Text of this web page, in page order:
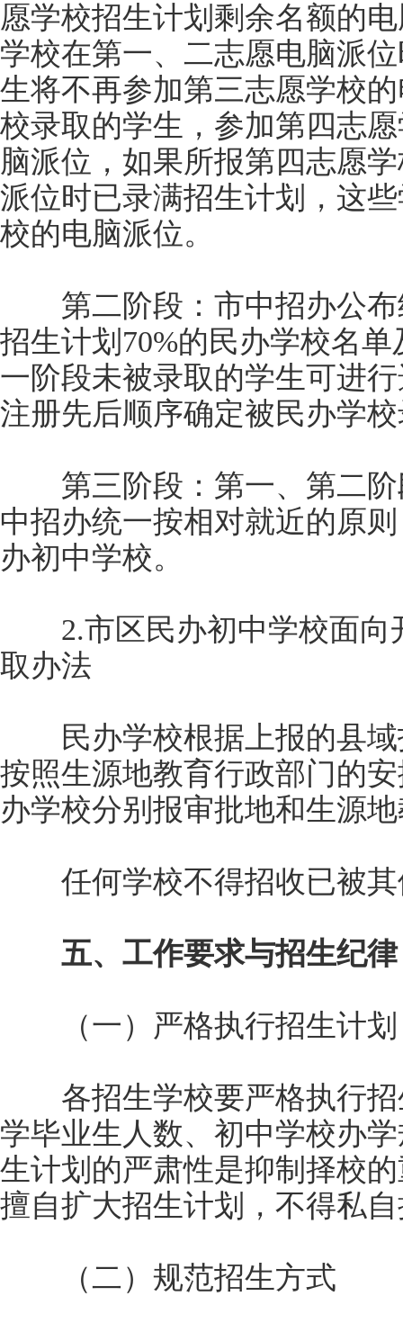
愿学校招生计划剩余名额的
学校在第一、二志愿电脑派
生将不再参加第三志愿学校
校录取的学生，参加第四志
脑派位，如果所报第四志愿
派位时已录满招生计划，这
校的电脑派位。
第二阶段：市中招办公布
招生计划70%的民办学校名
一阶段未被录取的学生可进
注册先后顺序确定被民办学
第三阶段：第一、第二阶
中招办统一按相对就近的原
办初中学校。
2.市区民办初中学校面向
取办法
民办学校根据上报的县域
按照生源地教育行政部门的
办学校分别报审批地和生源
任何学校不得招收已被其
五、工作要求与招生纪律
（一）严格执行招生计划
各招生学校要严格执行招
学毕业生人数、初中学校办
生计划的严肃性是抑制择校
擅自扩大招生计划，不得私
（二）规范招生方式